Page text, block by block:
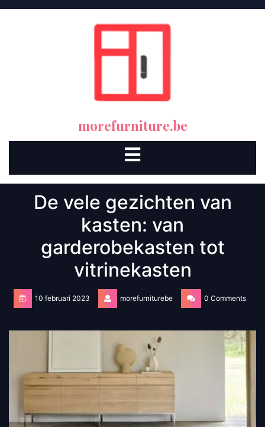
morefurniture.be
Open
Button
De vele gezichten van
kasten: van
garderobekasten tot
vitrinekasten
10 februari 2023 morefurniturebe 0 Comments